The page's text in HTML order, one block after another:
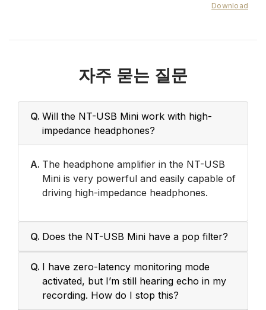
Download
자주 묻는 질문
Q. Will the NT-USB Mini work with high-
impedance headphones?
A. The headphone amplifier in the NT-USB
Mini is very powerful and easily capable of
driving high-impedance headphones.
Q. Does the NT-USB Mini have a pop filter?
Q. I have zero-latency monitoring mode
activated, but I’m still hearing echo in my
recording. How do I stop this?